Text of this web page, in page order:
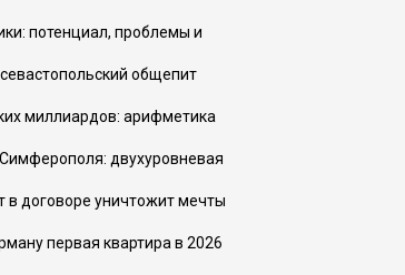
потенциал, проблемы и
общепит
миллиардов: арифметика
двухуровневая
в договоре уничтожит мечты
первая квартира в 2026